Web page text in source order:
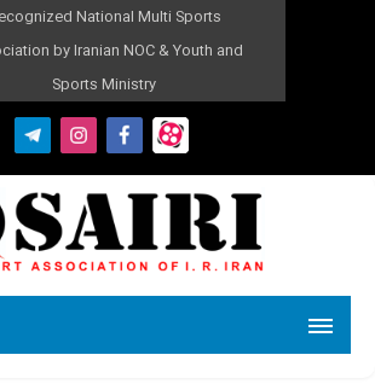
National Multi Sports
by Iranian NOC & Youth and
Sports Ministry